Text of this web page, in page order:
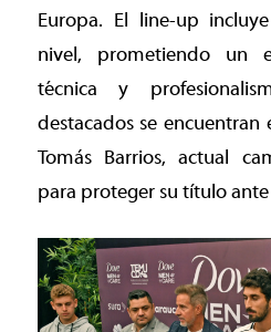
Europa. El line-up
nivel, prometiendo un
técnica y
destacados se
Tomás Barrios, actual
para proteger su título